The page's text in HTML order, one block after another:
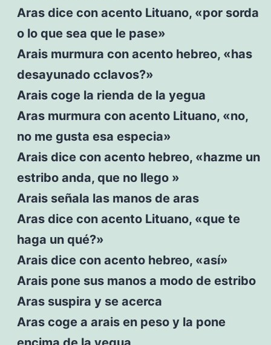
Aras dice con acento Lituano, «por sorda
o lo que sea que le pase»
Arais murmura con acento hebreo, «has
desayunado cclavos?»
Arais coge la rienda de la yegua
Aras murmura con acento Lituano, «no,
no me gusta esa especia»
Arais dice con acento hebreo, «hazme un
estribo anda, que no llego »
Arais señala las manos de aras
Aras dice con acento Lituano, «que te
haga un qué?»
Arais dice con acento hebreo, «así»
Arais pone sus manos a modo de estribo
Aras suspira y se acerca
Aras coge a arais en peso y la pone